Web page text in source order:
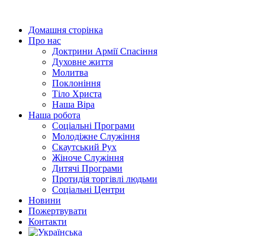
вмістуДомашня сторінка
Про нас
Доктрини Армії Спасіння
Духовне життя
Молитва
Поклоніння
Тіло Христа
Наша Віра
Наша робота
Соціальні Програми
Молодіжне Служіння
Скаутський Рух
Жіноче Cлужіння
Дитячі Програми
Протидія торгівлі людьми
Соціальні Центри
Новини
Пожертвувати
Контакти